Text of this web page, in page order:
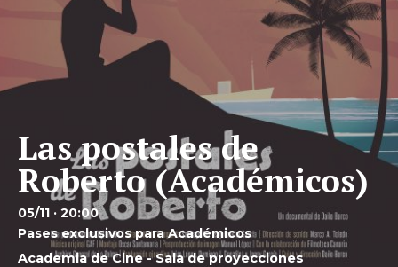
Las postales de
Roberto (Académicos)
05/11 · 20:00
Pases exclusivos para Académicos
Academia de Cine - Sala de proyecciones